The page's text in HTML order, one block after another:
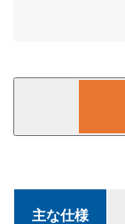
3カ月
4カ月
5カ月
主な仕様